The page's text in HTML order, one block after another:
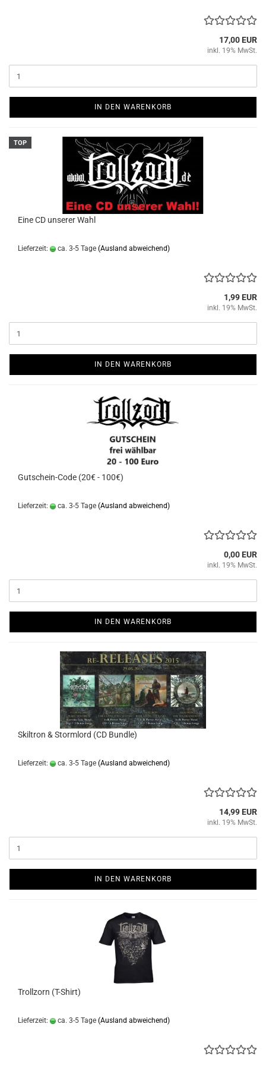
17,00 EUR
inkl. 19% MwSt.
IN DEN WARENKORB
TOP
Eine CD unserer Wahl
Lieferzeit: ca. 3-5 Tage (Ausland abweichend)
1,99 EUR
inkl. 19% MwSt.
IN DEN WARENKORB
Gutschein-Code (20€ - 100€)
Lieferzeit: ca. 3-5 Tage (Ausland abweichend)
0,00 EUR
inkl. 19% MwSt.
IN DEN WARENKORB
Skiltron & Stormlord (CD Bundle)
Lieferzeit: ca. 3-5 Tage (Ausland abweichend)
14,99 EUR
inkl. 19% MwSt.
IN DEN WARENKORB
Trollzorn (T-Shirt)
Lieferzeit: ca. 3-5 Tage (Ausland abweichend)